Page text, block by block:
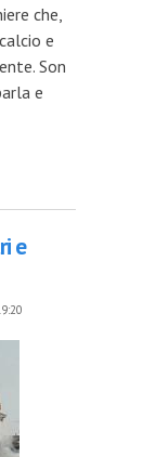
che,
e
Son
e
votare
e